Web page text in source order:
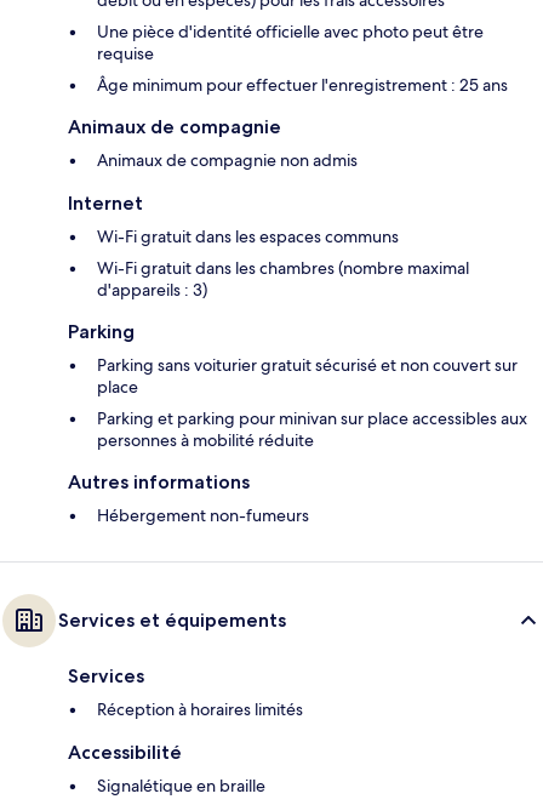
Une pièce d'identité officielle avec photo peut être
requise
Âge minimum pour effectuer l'enregistrement : 25 ans
Animaux de compagnie
Animaux de compagnie non admis
Internet
Wi-Fi gratuit dans les espaces communs
Wi-Fi gratuit dans les chambres (nombre maximal
d'appareils : 3)
Parking
Parking sans voiturier gratuit sécurisé et non couvert sur
place
Parking et parking pour minivan sur place accessibles aux
personnes à mobilité réduite
Autres informations
Hébergement non-fumeurs
Services et équipements
Services
Réception à horaires limités
Accessibilité
Signalétique en braille